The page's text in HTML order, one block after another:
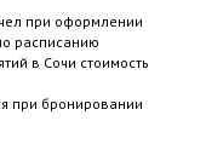
при оформлении
расписанию
в Сочи стоимость
при бронировании